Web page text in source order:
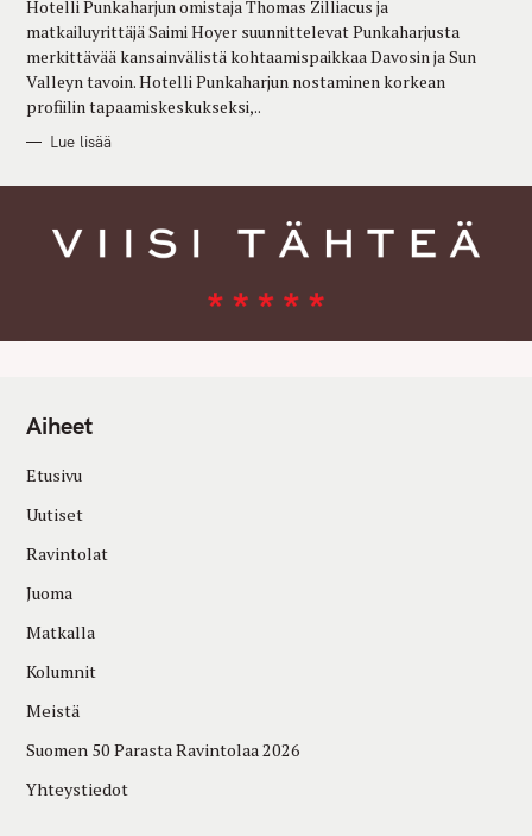
I
E
S
Hotelli Punkaharjun omistaja Thomas Zilliacus ja
matkailuyrittäjä Saimi Hoyer suunnittelevat Punkaharjusta
merkittävää kansainvälistä kohtaamispaikkaa Davosin ja Sun
Valleyn tavoin. Hotelli Punkaharjun nostaminen korkean
profiilin tapaamiskeskukseksi,..
Lue lisää
Aiheet
Etusivu
Uutiset
Ravintolat
Juoma
Matkalla
Kolumnit
Meistä
Suomen 50 Parasta Ravintolaa 2026
Yhteystiedot